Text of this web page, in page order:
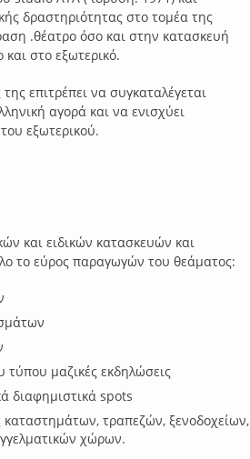
δραστηριότητας στο τομέα της
.θέατρο όσο και στην κατασκευή
στο εξωτερικό.
επιτρέπει να συγκαταλέγεται
αγορά και να ενισχύει
εξωτερικού.
και ειδικών κατασκευών και
το εύρος παραγωγών του θεάματος:
τύπου μαζικές εκδηλώσεις
διαφημιστικά spots
καταστημάτων, τραπεζών, ξενοδοχείων,
χώρων.